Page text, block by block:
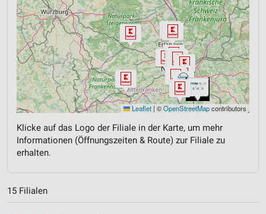
Leaflet | ©OpenStreetMapcontributors
Klicke auf das Logo der Filiale in der Karte, um mehr
Informationen (Öffnungszeiten & Route) zur Filiale zu
erhalten.
15 Filialen